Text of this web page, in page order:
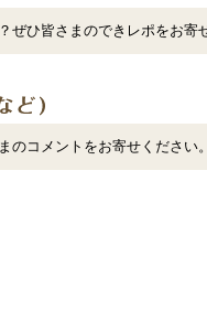
ぜひ皆さまのできレポをお寄
のコメントをお寄せください。